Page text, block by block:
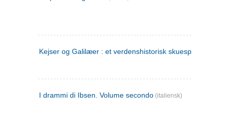
Kejser og Galilæer : et verdenshistorisk skuespil
I drammi di Ibsen. Volume secondo (italiensk)